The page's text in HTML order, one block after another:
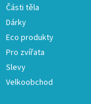
Části těla
Dárky
Eco produkty
Pro zvířata
Slevy
Velkoobchod